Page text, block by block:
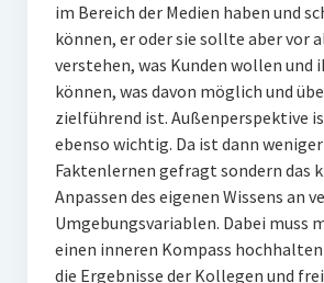
im Bereich der Medien haben und
können, er oder sie sollte aber vor
verstehen, was Kunden wollen und
können, was davon möglich und
zielführend ist. Außenperspektive
ebenso wichtig. Da ist dann
Faktenlernen gefragt sondern das
Anpassen des eigenen Wissens an
Umgebungsvariablen. Dabei muss
einen inneren Kompass
die Ergebnisse der Kollegen und